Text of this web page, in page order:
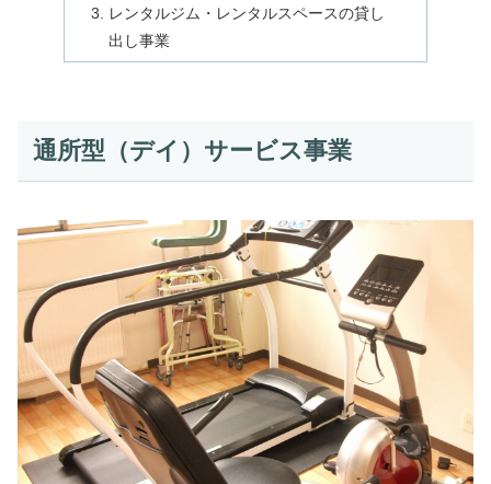
レンタルジム・レンタルスペースの貸し
出し事業
通所型（デイ）サービス事業